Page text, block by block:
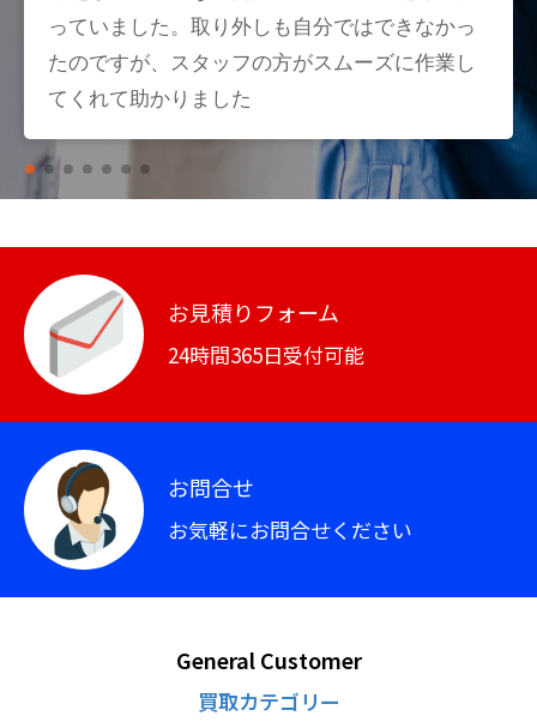
っていました。取り外しも自分ではできなかっ
たのですが、スタッフの方がスムーズに作業し
てくれて助かりました
お見積りフォーム
24時間365日受付可能
お問合せ
お気軽にお問合せください
General Customer
買取カテゴリー